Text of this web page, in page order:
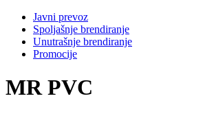
Javni prevoz
Spoljašnje brendiranje
Unutrašnje brendiranje
Promocije
MR PVC